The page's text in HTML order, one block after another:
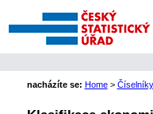
nacházíte se: Home> Číselníky